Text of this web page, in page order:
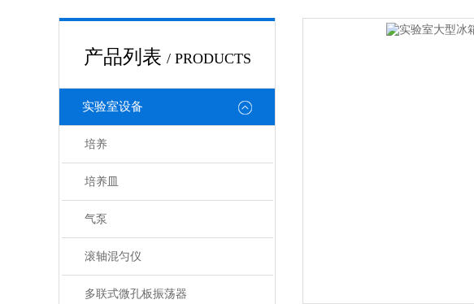
产品列表 / PRODUCTS
实验室设备
培养
培养皿
气泵
滚轴混匀仪
多联式微孔板振荡器